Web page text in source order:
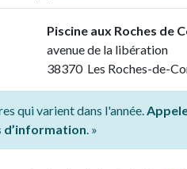
Piscine aux Roches de
avenue de la libération
38370 Les Roches-de-
qui varient dans l'année.
d’information. »